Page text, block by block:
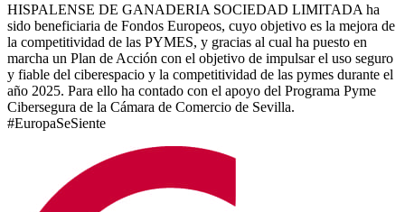
HISPALENSE DE GANADERIA SOCIEDAD LIMITADA ha
sido beneficiaria de Fondos Europeos, cuyo objetivo es la mejora de
la competitividad de las PYMES, y gracias al cual ha puesto en
marcha un Plan de Acción con el objetivo de impulsar el uso seguro
y fiable del ciberespacio y la competitividad de las pymes durante el
año 2025. Para ello ha contado con el apoyo del Programa Pyme
Cibersegura de la Cámara de Comercio de Sevilla.
#EuropaSeSiente